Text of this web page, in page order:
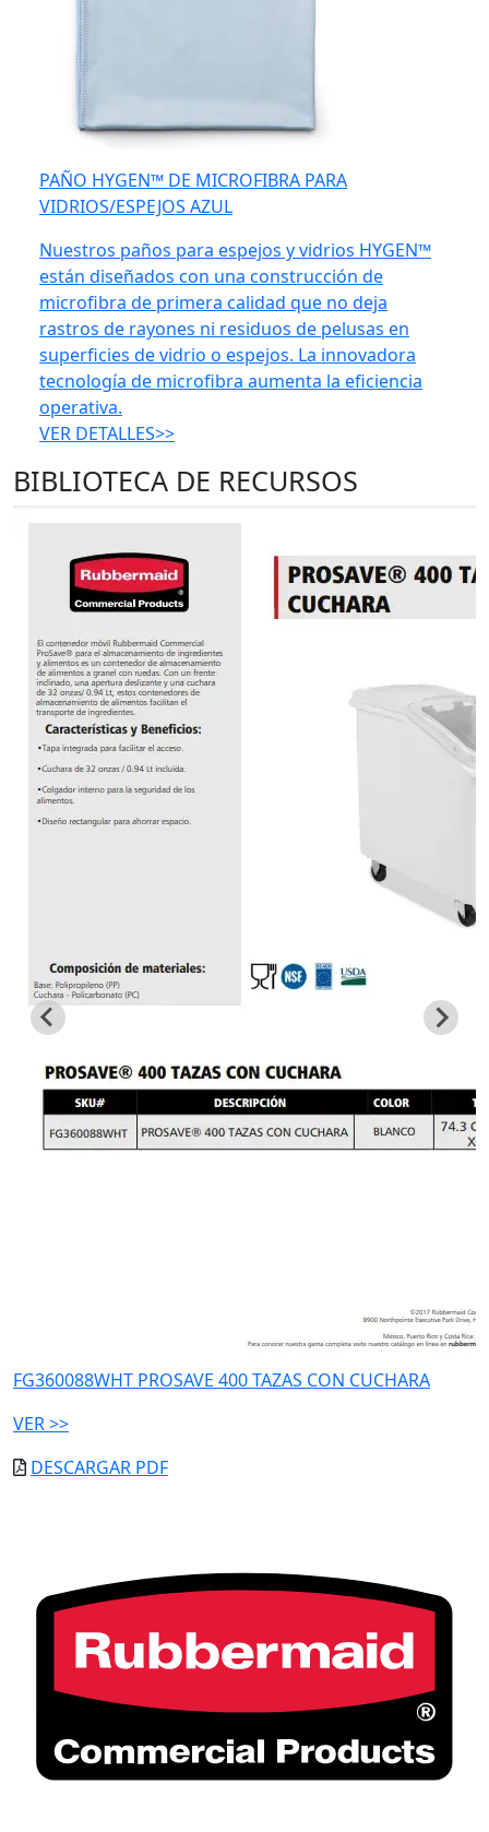
PAÑO HYGEN™ DE MICROFIBRA PARA
VIDRIOS/ESPEJOS AZUL
Nuestros paños para espejos y vidrios HYGEN™
están diseñados con una construcción de
microfibra de primera calidad que no deja
rastros de rayones ni residuos de pelusas en
superficies de vidrio o espejos. La innovadora
tecnología de microfibra aumenta la eficiencia
operativa.
VER DETALLES>>
BIBLIOTECA DE RECURSOS
FG360088WHT PROSAVE 400 TAZAS CON CUCHARA
VER >>
DESCARGAR PDF